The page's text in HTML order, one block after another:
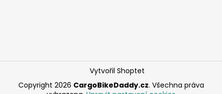
Vytvořil Shoptet
Copyright 2026 CargoBikeDaddy.cz. Všechna práva